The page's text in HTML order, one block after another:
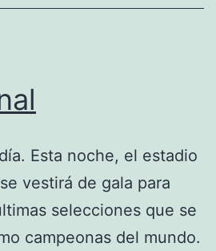
Esta noche, el estadio
vestirá de gala para
selecciones que se
campeonas del mundo.